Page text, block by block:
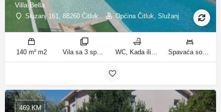
Villa Bella
Sluzanj 161, 88260 Čitluk Općina Čitluk, Služanj
140 m² m2 Vila sa 3 spavaće sobe sobe WC, Kada ili tuš kupatila Spavaća soba 1: 1 bračni krevet | Spavaća soba 2: 2 kreveta za jednu osobu | Spavaća soba 3: 2 kreveta za jednu osobu | Dnevni boravak: 1 kauč na razvlačenje ležaja
469 KM